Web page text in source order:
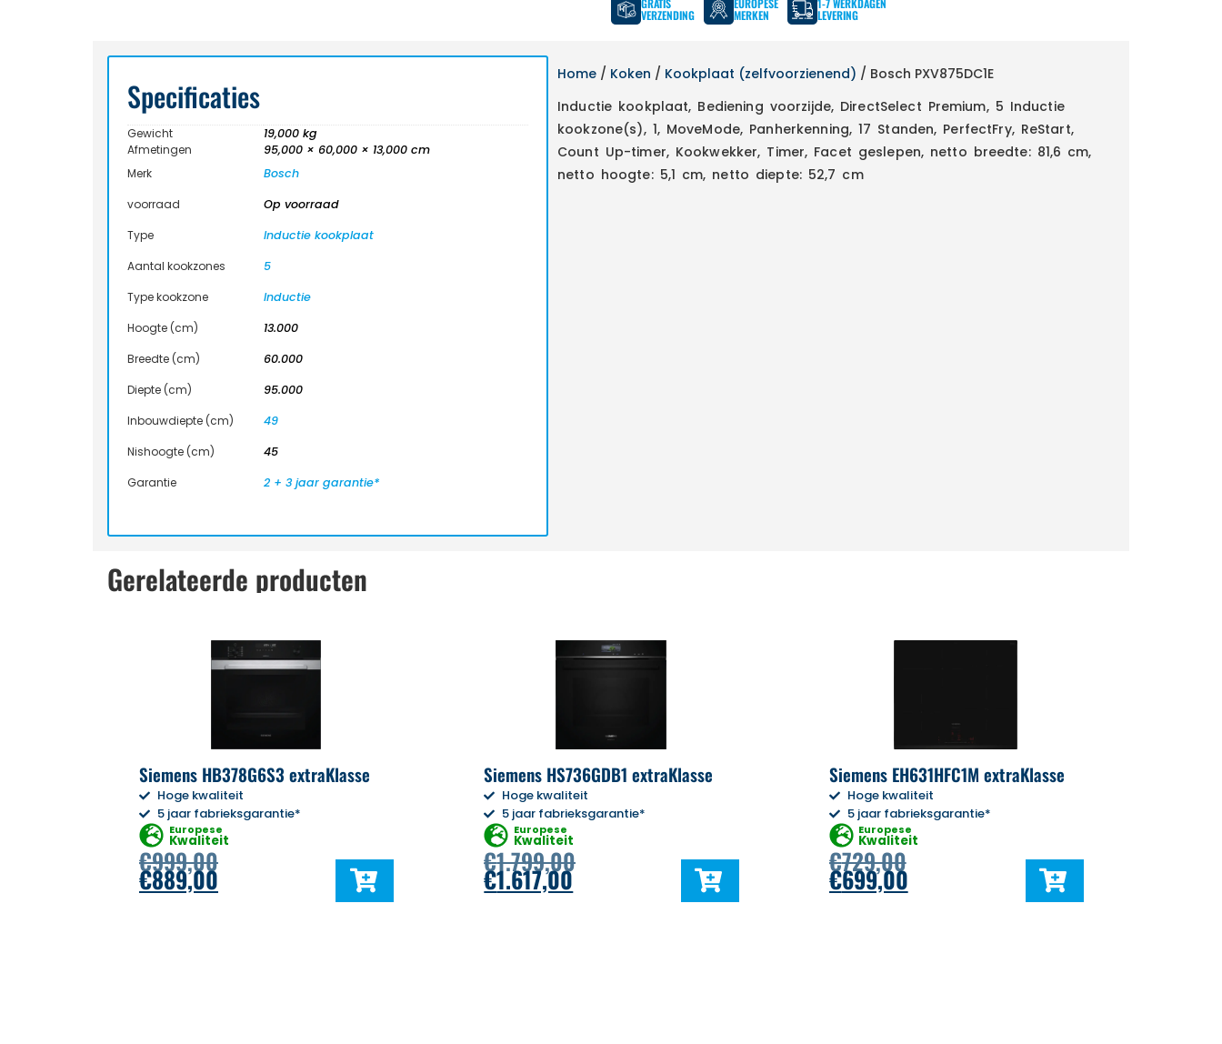
GRATIS
VERZENDING
EUROPESE
MERKEN
1-7 WERKDAGEN
LEVERING
Specificaties
Gewicht
19,000 kg
Afmetingen
95,000 × 60,000 × 13,000 cm
Merk
Bosch
voorraad
Op voorraad
Type
Inductie kookplaat
Aantal kookzones
5
Type kookzone
Inductie
Hoogte (cm)
13.000
Breedte (cm)
60.000
Diepte (cm)
95.000
Inbouwdiepte (cm)
49
Nishoogte (cm)
45
Garantie
2 + 3 jaar garantie*
Home / Koken / Kookplaat (zelfvoorzienend) / Bosch PXV875DC1E
Inductie kookplaat, Bediening voorzijde, DirectSelect Premium, 5 Inductie
kookzone(s), 1, MoveMode, Panherkenning, 17 Standen, PerfectFry, ReStart,
Count Up-timer, Kookwekker, Timer, Facet geslepen, netto breedte: 81,6 cm,
netto hoogte: 5,1 cm, netto diepte: 52,7 cm
Gerelateerde producten
Siemens HB378G6S3 extraKlasse
Hoge kwaliteit
5 jaar fabrieksgarantie*
Europese
Kwaliteit
€999,00
€889,00
Siemens HS736GDB1 extraKlasse
Hoge kwaliteit
5 jaar fabrieksgarantie*
Europese
Kwaliteit
€1.799,00
€1.617,00
Siemens EH631HFC1M extraKlasse
Hoge kwaliteit
5 jaar fabrieksgarantie*
Europese
Kwaliteit
€729,00
€699,00